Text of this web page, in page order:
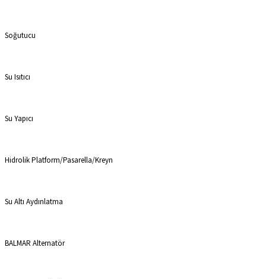
Soğutucu
Su Isıtıcı
Su Yapıcı
Hidrolik Platform/Pasarella/Kreyn
Su Altı Aydınlatma
BALMAR Alternatör